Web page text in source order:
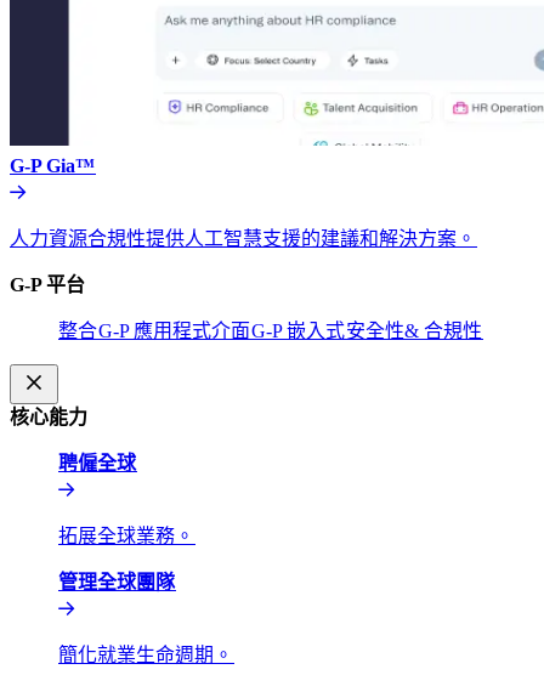
G-P Gia™​​
人力資源合規性提供人工智慧支援的建議和解決方案。​​
G-P 平台​​
整合​​G-P 應用程式介面​​G-P 嵌入式​​安全性& 合規性​​
核心能力​​
聘僱全球​​
拓展全球業務。​​
管理全球團隊​​
簡化就業生命週期。​​